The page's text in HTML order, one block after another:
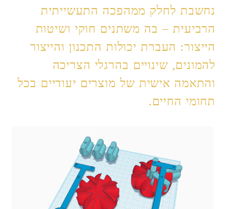
נחשבת לחלק ממהפכה התעשייתית
הרביעית – בה משתנים חוקי ושיטות
הייצור: העברת יכולות התכנון והייצור
להמונים, שינויים בהרגלי הצריכה
והתאמה אישית של מוצרים יעודיים בכל
תחומי החיים.